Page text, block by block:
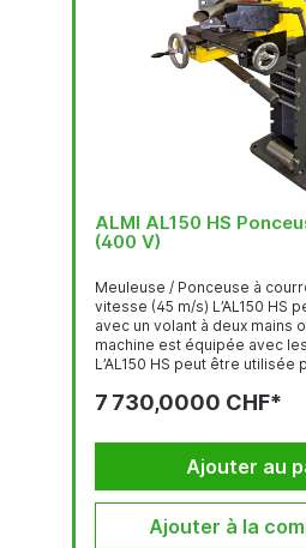
ALMI AL150 HS
(400 V)
Meuleuse / Ponceuse à
vitesse (45 m/s) L’AL150 HS
avec un volant à deux mains
machine est équipée avec
L’AL150 HS peut être
système combiné de
continu, ce qui signifie que la
7 730,0000 CHF*
Ajouter au
Ajouter à la